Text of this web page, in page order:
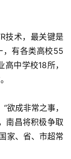
技术，最关键是
，有各类高校55
中学校18所，
欲成非常之事，
南昌将积极争取
家、省、市超常